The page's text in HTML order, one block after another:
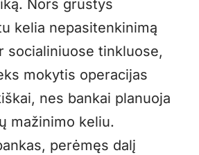
Nors grūstys
kelia nepasitenkinimą
socialiniuose tinkluose,
mokytis operacijas
nes bankai planuoja
mažinimo keliu.
perėmęs dalį